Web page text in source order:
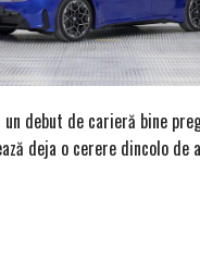
un debut de carieră bine
deja o cerere dincolo de